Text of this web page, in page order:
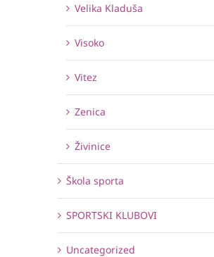
Velika Kladuša
Visoko
Vitez
Zenica
Živinice
Škola sporta
SPORTSKI KLUBOVI
Uncategorized